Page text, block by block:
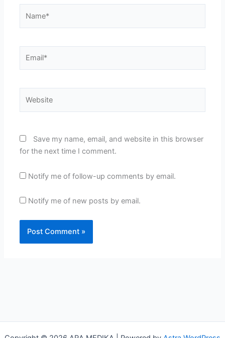
Save my name, email, and website in this browser
for the next time I comment.
Notify me of follow-up comments by email.
Notify me of new posts by email.